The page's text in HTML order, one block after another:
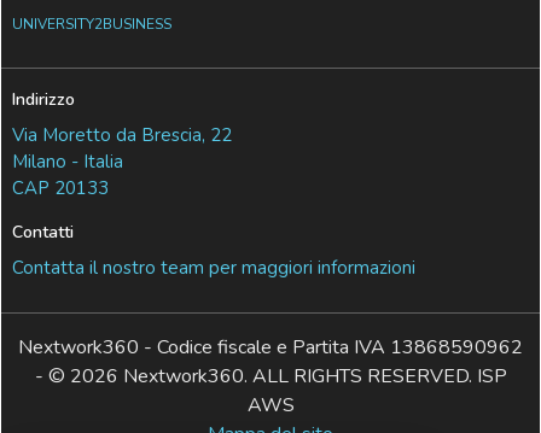
UNIVERSITY2BUSINESS
Indirizzo
Via Moretto da Brescia, 22
Milano - Italia
CAP 20133
Contatti
Contatta il nostro team per maggiori informazioni
Nextwork360 - Codice fiscale e Partita IVA 13868590962
- © 2026 Nextwork360. ALL RIGHTS RESERVED. ISP
AWS